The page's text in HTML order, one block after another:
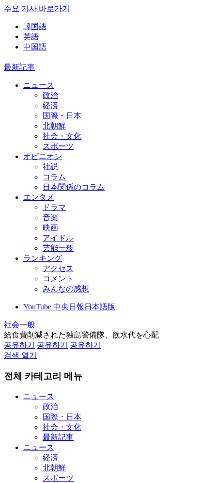
주요 기사 바로가기
韓国語
英語
中国語
最新記事
ニュース
政治
経済
国際・日本
北朝鮮
社会・文化
スポーツ
オピニオン
社説
コラム
日本関係のコラム
エンタメ
ドラマ
音楽
映画
アイドル
芸能一般
ランキング
アクセス
コメント
みんなの感想
YouTube 中央日報日本語版
社会一般
給食費削減された独島警備隊、飲水代を心配
공유하기
공유하기
공유하기
검색 열기
전체 카테고리 메뉴
ニュース
政治
国際・日本
社会・文化
最新記事
ニュース
経済
北朝鮮
スポーツ